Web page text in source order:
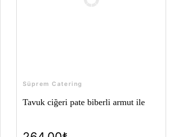
Süprem Catering
Tavuk ciğeri pate biberli armut ile